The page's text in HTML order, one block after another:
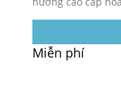
Miễn phí